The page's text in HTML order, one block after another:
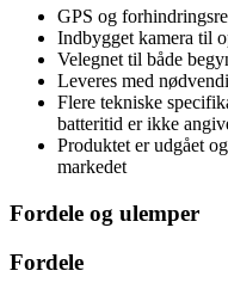
GPS og
Indbygget kamera til
Velegnet til både
Leveres med
Flere tekniske
batteritid er ikke
Produktet er udgået
markedet
Fordele og ulemper
Fordele